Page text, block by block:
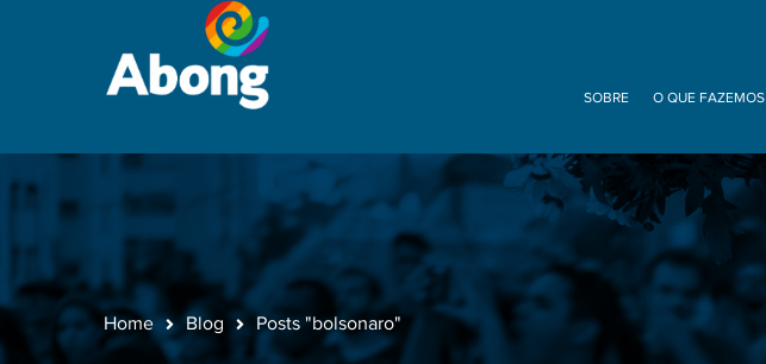
SOBRE O QUE FAZEMOS
Home Blog Posts "bolsonaro"